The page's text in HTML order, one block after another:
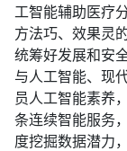
工智能辅助医疗
方法巧、效果灵
统筹好发展和安
与人工智能、现
员人工智能素养
条连续智能服务
度挖掘数据潜力